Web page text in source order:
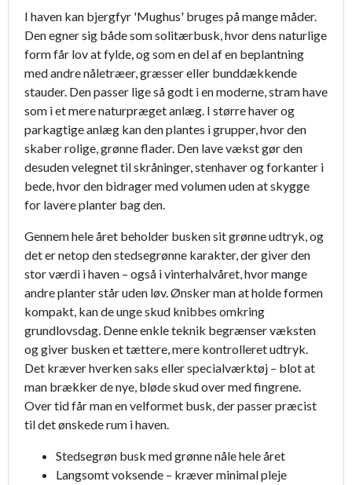
I haven kan bjergfyr 'Mughus' bruges på mange måder.
Den egner sig både som solitærbusk, hvor dens naturlige
form får lov at fylde, og som en del af en beplantning
med andre nåletræer, græsser eller bunddækkende
stauder. Den passer lige så godt i en moderne, stram have
som i et mere naturpræget anlæg. I større haver og
parkagtige anlæg kan den plantes i grupper, hvor den
skaber rolige, grønne flader. Den lave vækst gør den
desuden velegnet til skråninger, stenhaver og forkanter i
bede, hvor den bidrager med volumen uden at skygge
for lavere planter bag den.
Gennem hele året beholder busken sit grønne udtryk, og
det er netop den stedsegrønne karakter, der giver den
stor værdi i haven – også i vinterhalvåret, hvor mange
andre planter står uden løv. Ønsker man at holde formen
kompakt, kan de unge skud knibbes omkring
grundlovsdag. Denne enkle teknik begrænser væksten
og giver busken et tættere, mere kontrolleret udtryk.
Det kræver hverken saks eller specialværktøj – blot at
man brækker de nye, bløde skud over med fingrene.
Over tid får man en velformet busk, der passer præcist
til det ønskede rum i haven.
Stedsegrøn busk med grønne nåle hele året
Langsomt voksende – kræver minimal pleje